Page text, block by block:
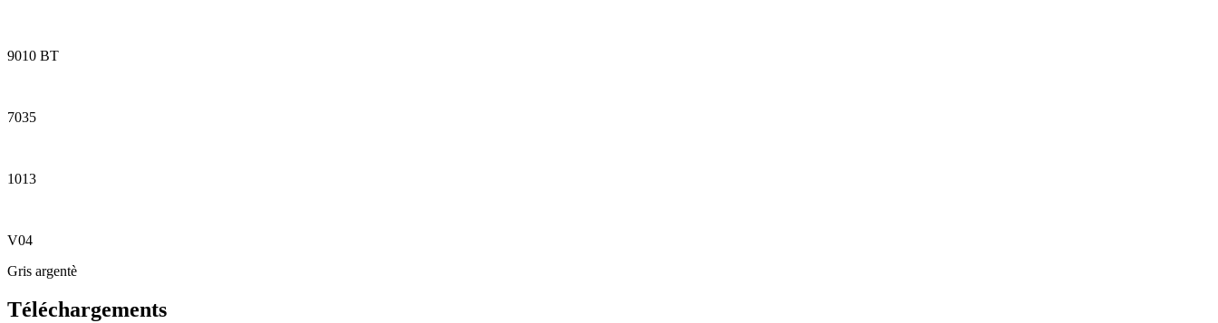
9010 BT
7035
1013
V04
Gris argentè
Téléchargements